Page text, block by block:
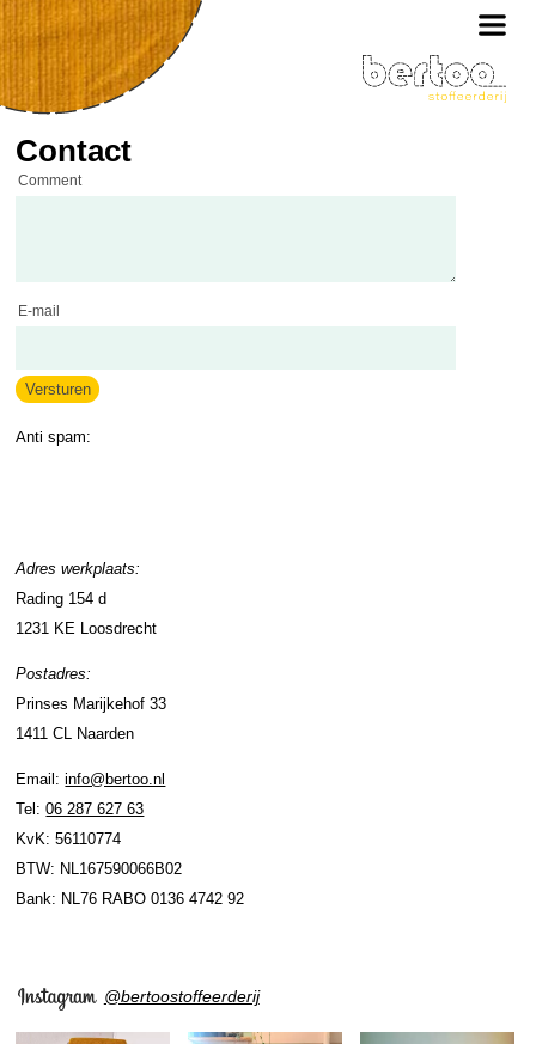
Contact
Comment
E-mail
Anti spam:
Adres werkplaats:
Rading 154 d
1231 KE Loosdrecht
Postadres:
Prinses Marijkehof 33
1411 CL Naarden
Email:info@bertoo.nl
Tel:06 287 627 63
KvK: 56110774
BTW: NL167590066B02
Bank: NL76 RABO 0136 4742 92
@bertoostoffeerderij